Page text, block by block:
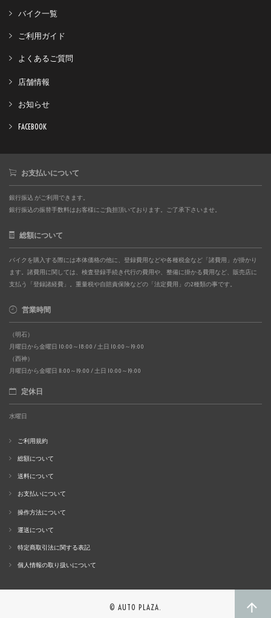
バイク一覧
ご利用ガイド
よくあるご質問
店舗情報
お知らせ
FACEBOOK
お支払いについて
銀行振込 がご利用できます。
銀行振込の振替手数料はお客様にご負担頂いております。ご了承下さいませ。
総額について
バイクを購入する際には本体価格の他に、登録費用などや各種税金など「諸費用」が掛かり
ます。諸費用に関しては、検査登録手続き代行の費用や、整備に掛かる費用など、販売店に
支払う「登録諸経費」。重量税や自賠責保険などの「法定費用」の2種類の事です。
営業時間
（明石）
月曜日から金曜日 10:00～18:00 / 土日 10:00～19:00
（西神）
月曜日から金曜日 11:00～19:00 / 土日 10:00～19:00
定休日
水曜日
ご利用規約
総額について
送料について
お支払いについて
操作方法について
運送について
特定商取引法に関する表記
個人情報の取り扱いについて
© AUTO PLAZA.